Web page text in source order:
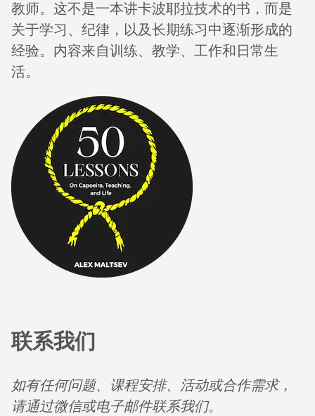
教师。这不是一本讲卡波耶拉技术的书，而是
关于学习、纪律，以及长期练习中逐渐形成的
经验。内容来自训练、教学、工作和日常生
活。
联系我们
如有任何问题、课程安排、活动或合作需求，
请通过微信或电子邮件联系我们。